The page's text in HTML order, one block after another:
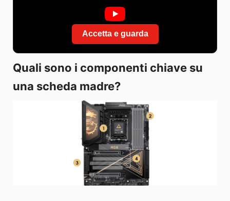
Accetta e guarda
Quali sono i componenti chiave su
una scheda madre?